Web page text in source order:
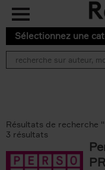
Aller au contenu
Sélectionnez une
Résultats de recherche ''
3 résultats